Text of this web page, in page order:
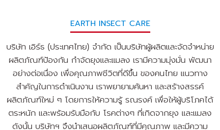
EARTH INSECT CARE
บริษัท เอิร์ธ (ประเทศไทย) จำกัด เป็นบริษัทผู้ผลิตและจัดจำหน่าย
ผลิตภัณฑ์ป้องกัน กำจัดยุงและแมลง เรามีความมุ่งมั่น พัฒนา
อย่างต่อเนื่อง เพื่อคุณภาพชีวิตที่ดีขึ้น ของคนไทย แนวทาง
สำคัญในการดำเนินงาน เราพยายามค้นหา และสร้างสรรค์
ผลิตภัณฑ์ใหม่ ๆ โดยการให้ความรู้ รณรงค์ เพื่อให้ผู้บริโภคได้
ตระหนัก และพร้อมรับมือกับ โรคต่างๆ ที่เกิดจากยุง และแมลง
ดังนั้น บริษัทฯ จึงนำเสนอผลิตภัณฑ์ที่มีคุณภาพ และมีความ